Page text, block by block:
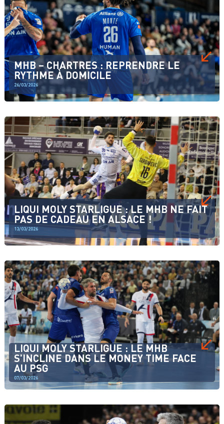
MHB – CHARTRES : REPRENDRE LE
RYTHME À DOMICILE
26/03/2026
LIQUI MOLY STARLIGUE : LE MHB NE FAIT
PAS DE CADEAU EN ALSACE !
13/03/2026
LIQUI MOLY STARLIGUE : LE MHB
S'INCLINE DANS LE MONEY TIME FACE
AU PSG
07/03/2026